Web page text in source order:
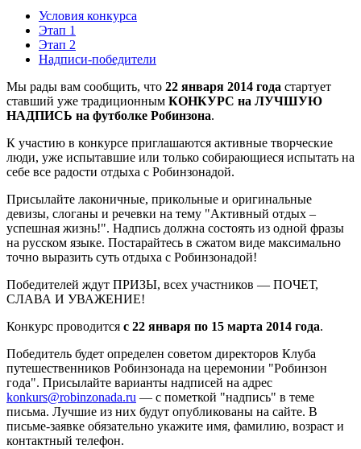
Условия конкурса
Этап 1
Этап 2
Надписи-победители
Мы рады вам сообщить, что 22 января 2014 года стартует
ставший уже традиционным КОНКУРС на ЛУЧШУЮ
НАДПИСЬ на футболке Робинзона.
К участию в конкурсе приглашаются активные творческие
люди, уже испытавшие или только собирающиеся испытать на
себе все радости отдыха с Робинзонадой.
Присылайте лаконичные, прикольные и оригинальные
девизы, слоганы и речевки на тему "Активный отдых –
успешная жизнь!". Надпись должна состоять из одной фразы
на русском языке. Постарайтесь в сжатом виде максимально
точно выразить суть отдыха с Робинзонадой!
Победителей ждут ПРИЗЫ, всех участников — ПОЧЕТ,
СЛАВА И УВАЖЕНИЕ!
Конкурс проводится с 22 января по 15 марта 2014 года.
Победитель будет определен советом директоров Клуба
путешественников Робинзонада на церемонии "Робинзон
года". Присылайте варианты надписей на адрес
konkurs@robinzonada.ru — с пометкой "надпись" в теме
письма. Лучшие из них будут опубликованы на сайте. В
письме-заявке обязательно укажите имя, фамилию, возраст и
контактный телефон.